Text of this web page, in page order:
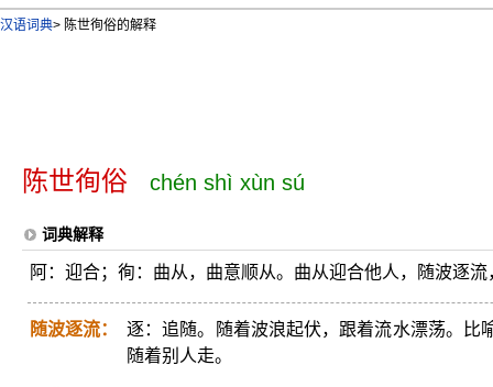
汉语词典> 陈世徇俗的解释
陈世徇俗 chén shì xùn sú
词典解释
阿：迎合；徇：曲从，曲意顺从。曲从迎合他人，随波逐
随波逐流：
逐：追随。随着波浪起伏，跟着流水漂荡。比
随着别人走。